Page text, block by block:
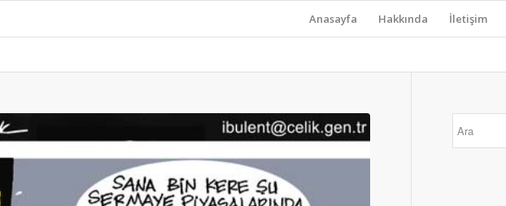
Anasayfa Hakkında İletişim